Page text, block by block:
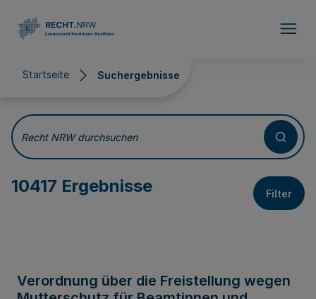
Startseite Suchergebnisse
Suchergebnisse
Recht NRW durchsuchen
10417 Ergebnisse Filter
Verordnung über die Freistellung wegen